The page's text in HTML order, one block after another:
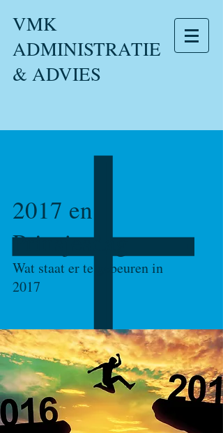
VMK
ADMINISTRATIE
& ADVIES
2017 en
Prinsjesdag
Wat staat er te gebeuren in
2017